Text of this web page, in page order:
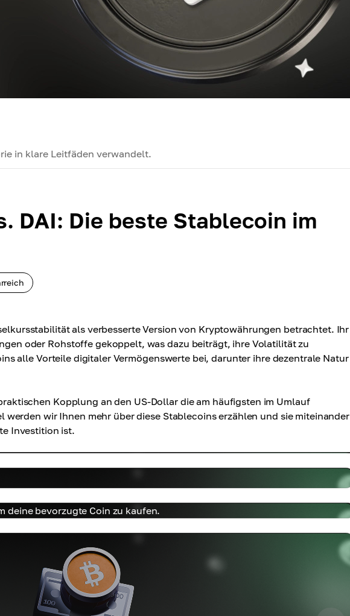
in klare Leitfäden verwandelt.
DAI: Die beste Stablecoin im
als verbesserte Version von Kryptowährungen betrachtet. Ihr
oder Rohstoffe gekoppelt, was dazu beiträgt, ihre Volatilität zu
alle Vorteile digitaler Vermögenswerte bei, darunter ihre dezentrale Natur
Kopplung an den US-Dollar die am häufigsten im Umlauf
wir Ihnen mehr über diese Stablecoins erzählen und sie miteinander
Investition ist.
deine bevorzugte Coin zu kaufen.